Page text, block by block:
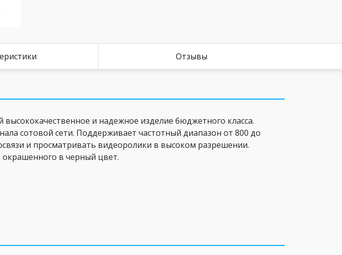
Отзывы
высококачественное и надежное изделие бюджетного класса.
сотовой сети. Поддерживает частотный диапазон от 800 до
и просматривать видеоролики в высоком разрешении.
в черный цвет.